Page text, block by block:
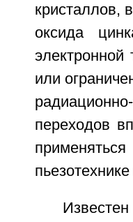
кристаллов,
оксида
электронной
или
переходов